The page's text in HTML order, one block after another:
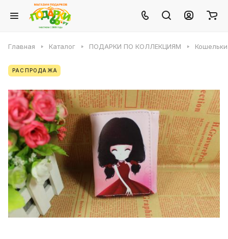
Главная Каталог ПОДАРКИ ПО КОЛЛЕКЦИЯМ Кошельки
РАСПРОДАЖА